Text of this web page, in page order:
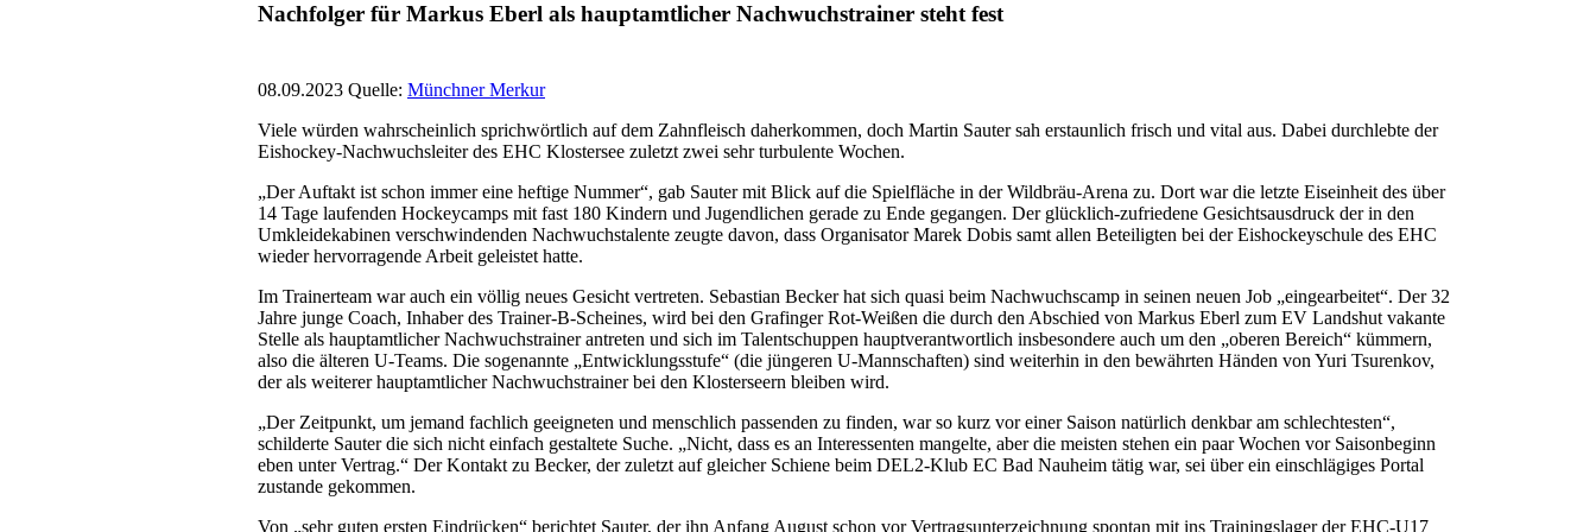
Nachfolger für Markus Eberl als hauptamtlicher Nachwuchstrainer steht fest
08.09.2023 Quelle: Münchner Merkur
Viele würden wahrscheinlich sprichwörtlich auf dem Zahnfleisch daherkommen, doch Martin Sauter sah erstaunlich frisch und vital aus. Dabei durchlebte der
Eishockey-Nachwuchsleiter des EHC Klostersee zuletzt zwei sehr turbulente Wochen.
„Der Auftakt ist schon immer eine heftige Nummer“, gab Sauter mit Blick auf die Spielfläche in der Wildbräu-Arena zu. Dort war die letzte Eiseinheit des über
14 Tage laufenden Hockeycamps mit fast 180 Kindern und Jugendlichen gerade zu Ende gegangen. Der glücklich-zufriedene Gesichtsausdruck der in den
Umkleidekabinen verschwindenden Nachwuchstalente zeugte davon, dass Organisator Marek Dobis samt allen Beteiligten bei der Eishockeyschule des EHC
wieder hervorragende Arbeit geleistet hatte.
Im Trainerteam war auch ein völlig neues Gesicht vertreten. Sebastian Becker hat sich quasi beim Nachwuchscamp in seinen neuen Job „eingearbeitet“. Der 32
Jahre junge Coach, Inhaber des Trainer-B-Scheines, wird bei den Grafinger Rot-Weißen die durch den Abschied von Markus Eberl zum EV Landshut vakante
Stelle als hauptamtlicher Nachwuchstrainer antreten und sich im Talentschuppen hauptverantwortlich insbesondere auch um den „oberen Bereich“ kümmern,
also die älteren U-Teams. Die sogenannte „Entwicklungsstufe“ (die jüngeren U-Mannschaften) sind weiterhin in den bewährten Händen von Yuri Tsurenkov,
der als weiterer hauptamtlicher Nachwuchstrainer bei den Klosterseern bleiben wird.
„Der Zeitpunkt, um jemand fachlich geeigneten und menschlich passenden zu finden, war so kurz vor einer Saison natürlich denkbar am schlechtesten“,
schilderte Sauter die sich nicht einfach gestaltete Suche. „Nicht, dass es an Interessenten mangelte, aber die meisten stehen ein paar Wochen vor Saisonbeginn
eben unter Vertrag.“ Der Kontakt zu Becker, der zuletzt auf gleicher Schiene beim DEL2-Klub EC Bad Nauheim tätig war, sei über ein einschlägiges Portal
zustande gekommen.
Von „sehr guten ersten Eindrücken“ berichtet Sauter, der ihn Anfang August schon vor Vertragsunterzeichnung spontan mit ins Trainingslager der EHC-U17